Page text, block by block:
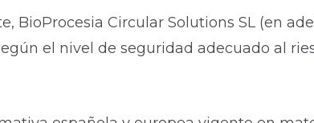
BioProcesia Circular Solutions SL (en
el nivel de seguridad adecuado al